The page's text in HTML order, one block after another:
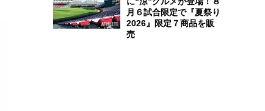
月６試合限定で『夏祭り
2026』限定７商品を販
売